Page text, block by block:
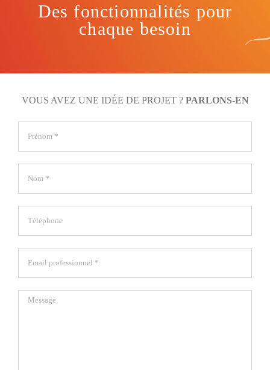
Des fonctionnalités pour
chaque besoin
VOUS AVEZ UNE IDÉE DE PROJET ? PARLONS-EN